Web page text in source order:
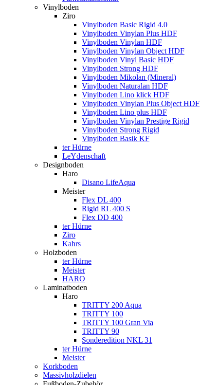
Vinylboden
Ziro
Vinylboden Basic Rigid 4.0
Vinylboden Vinylan Plus HDF
Vinylboden Vinylan HDF
Vinylboden Vinylan Object HDF
Vinylboden Vinyl Basic HDF
Vinylboden Strong HDF
Vinylboden Mikolan (Mineral)
Vinylboden Naturalan HDF
Vinylboden Lino klick HDF
Vinylboden Vinylan Plus Object HDF
Vinylboden Lino plus HDF
Vinylboden Vinylan Prestige Rigid
Vinylboden Strong Rigid
Vinylboden Basik KF
ter Hürne
LeYdenschaft
Designboden
Haro
Disano LifeAqua
Meister
Flex DL 400
Rigid RL 400 S
Flex DD 400
ter Hürne
Ziro
Kahrs
Holzboden
ter Hürne
Meister
HARO
Laminatboden
Haro
TRITTY 200 Aqua
TRITTY 100
TRITTY 100 Gran Via
TRITTY 90
Sonderedition NKL 31
ter Hürne
Meister
Korkboden
Massivholzdielen